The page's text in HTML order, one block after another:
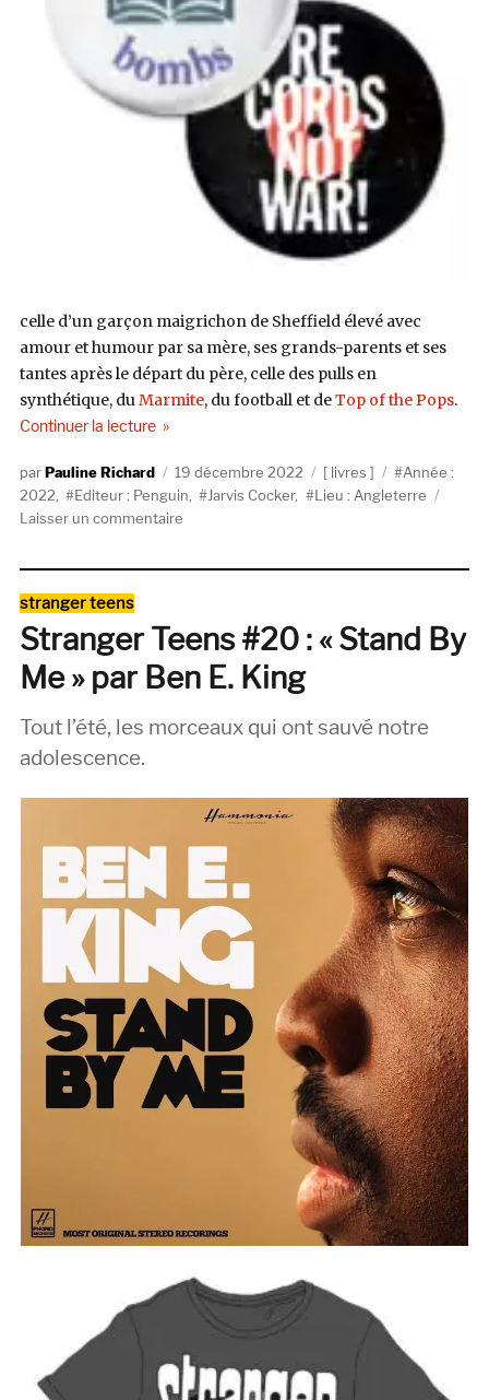
celle d’un garçon maigrichon de Sheffield élevé avec
amour et humour par sa mère, ses grands-parents et ses
tantes après le départ du père, celle des pulls en
synthétique, duMarmite, du football et deTop of the Pops.
Continuer la lecturede « « Good Pop, Bad Pop » de Jarvis Cocker
AuteurPauline Richard
Publié
le
19 décembre 2022 Catégories
livres Étiquettes
Année :
2022
Editeur : Penguin Jarvis Cocker,
Lieu : Angleterre
Laisser un commentairesur
de
Jarvis
Cocker
Books)
Catégories
stranger teens
Stranger Teens #20 : « Stand By
Me » par Ben E. King
Tout l’été, les morceaux qui ont sauvé notre
adolescence.